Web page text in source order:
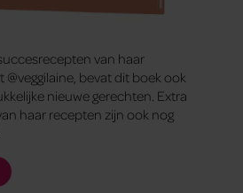
van haar
bevat dit boek ook
nieuwe gerechten. Extra
haar recepten zijn ook nog